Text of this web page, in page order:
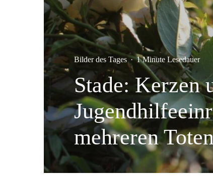
Bilder des Tages · 1 Minute Lesedauer
Stade: Kerzen
mehreren